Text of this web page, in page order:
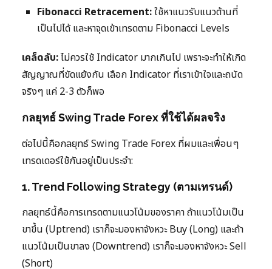
Fibonacci Retracement:ใช้หาแนวรับแนวต้านที่
เป็นไปได้ และหาจุดเข้าเทรดตาม Fibonacci Levels
เคล็ดลับ:ไม่ควรใช้ Indicator มากเกินไป เพราะจะทำให้เกิด
สัญญาณที่ขัดแย้งกัน เลือก Indicator ที่เราเข้าใจและถนัด
จริงๆ แค่ 2-3 ตัวก็พอ
กลยุทธ์ Swing Trade Forex ที่ใช้ได้ผลจริง
ต่อไปนี้คือกลยุทธ์ Swing Trade Forex ที่ผมและเพื่อนๆ
เทรดเดอร์ใช้กันอยู่เป็นประจำ:
1. Trend Following Strategy (ตามเทรนด์)
กลยุทธ์นี้คือการเทรดตามแนวโน้มของราคา ถ้าแนวโน้มเป็น
ขาขึ้น (Uptrend) เราก็จะมองหาจังหวะ Buy (Long) และถ้า
แนวโน้มเป็นขาลง (Downtrend) เราก็จะมองหาจังหวะ Sell
(Short)